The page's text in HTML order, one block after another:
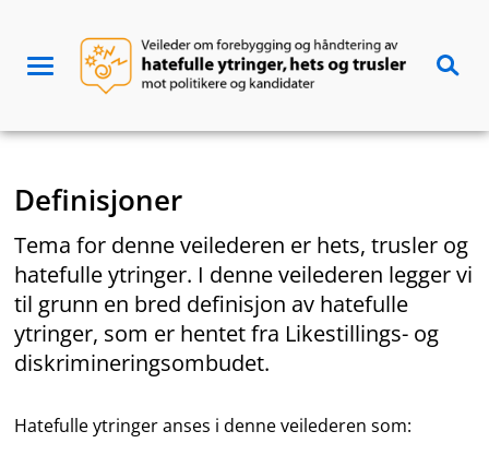
innholdMeny
Hat
og
Søk
Definisjoner
Tema for denne veilederen er hets, trusler og
hatefulle ytringer. I denne veilederen legger vi
til grunn en bred definisjon av hatefulle
ytringer, som er hentet fra Likestillings- og
diskrimineringsombudet.
Hatefulle ytringer anses i denne veilederen som: